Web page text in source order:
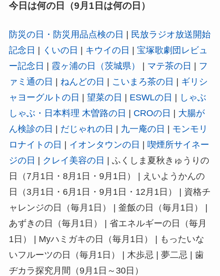
今日は何の日（9月1日は何の日）
防災の日・防災用品点検の日 | 民放ラジオ放送開始
記念日 | くいの日 | キウイの日 | 宝塚歌劇団レビュ
ー記念日 | 霞ヶ浦の日（茨城県） | マテ茶の日 | フ
ァミ通の日 | ねんどの日 | こいまろ茶の日 | ギリシ
ャヨーグルトの日 | 望菜の日 | ESWLの日 | しゃぶ
しゃぶ・日本料理 木曽路の日 | CROの日 | 大腸が
ん検診の日 | だじゃれの日 | 九一庵の日 | モンモリ
ロナイトの日 | イオンタウンの日 | 喫煙所サイネー
ジの日 | クレイ美容の日 | ふくしま夏秋きゅうりの
日（7月1日・8月1日・9月1日） | えいようかんの
日（3月1日・6月1日・9月1日・12月1日） | 資格チ
ャレンジの日（毎月1日） | 釜飯の日（毎月1日） |
あずきの日（毎月1日） | 省エネルギーの日（毎月
1日） | Myハミガキの日（毎月1日） | もったいな
いフルーツの日（毎月1日） | 木歩忌 | 夢二忌 | 歯
ヂカラ探究月間（9月1日～30日）